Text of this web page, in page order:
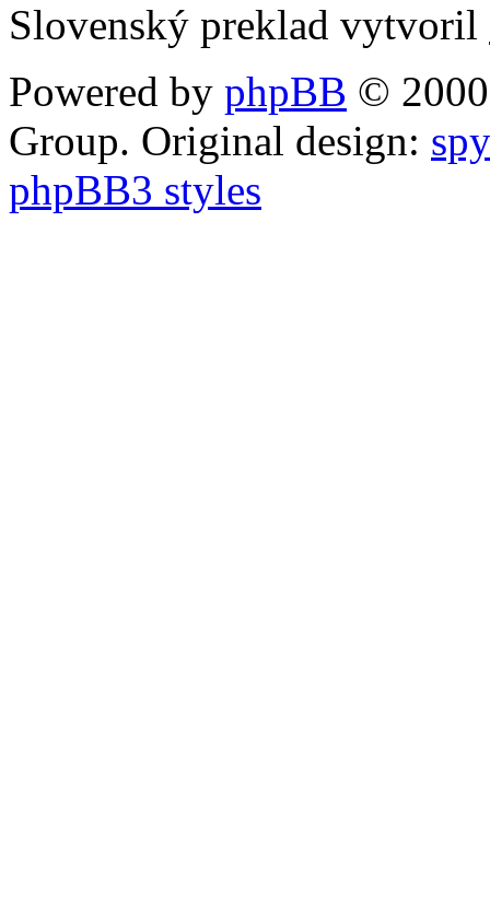
Slovenský preklad vytvoril
Powered by phpBB ©
Group. Original design:
phpBB3 styles